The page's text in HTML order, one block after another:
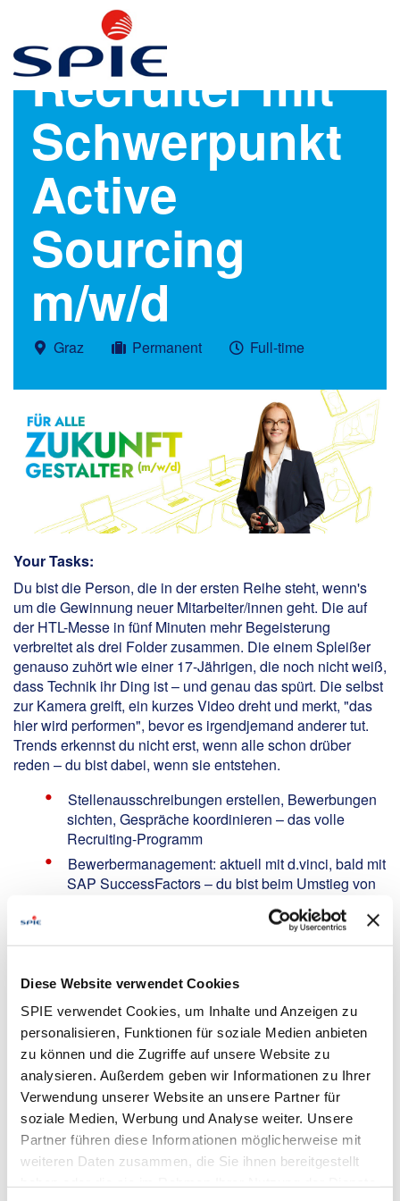
Diese Website verwendet Cookies
SPIE verwendet Cookies, um Inhalte und Anzeigen zu
personalisieren, Funktionen für soziale Medien anbieten
zu können und die Zugriffe auf unsere Website zu
analysieren. Außerdem geben wir Informationen zu Ihrer
Verwendung unserer Website an unsere Partner für
soziale Medien, Werbung und Analyse weiter. Unsere
Partner führen diese Informationen möglicherweise mit
weiteren Daten zusammen, die Sie ihnen bereitgestellt
Recruiter mit
Schwerpunkt
Active
Sourcing
m/w/d
Graz Permanent Full-time
Your Tasks:
Du bist die Person, die in der ersten Reihe steht, wenn's
um die Gewinnung neuer Mitarbeiter/innen geht. Die auf
der HTL-Messe in fünf Minuten mehr Begeisterung
verbreitet als drei Folder zusammen. Die einem Spleißer
genauso zuhört wie einer 17-Jährigen, die noch nicht weiß,
dass Technik ihr Ding ist – und genau das spürt. Die selbst
zur Kamera greift, ein kurzes Video dreht und merkt, "das
hier wird performen", bevor es irgendjemand anderer tut.
Trends erkennst du nicht erst, wenn alle schon drüber
reden – du bist dabei, wenn sie entstehen.
Stellenausschreibungen erstellen, Bewerbungen
sichten, Gespräche koordinieren – das volle
Recruiting-Programm
Bewerbermanagement: aktuell mit d.vinci, bald mit
SAP SuccessFactors – du bist beim Umstieg von
Active Sourcing über diverse Kanäle
Social-Media-Recruiting selbst in die Hand
ausprobieren, Trends aufgreifen, bevor sie alle
anderen entdecken
Präsenz bei HTL- und Schulmessen in ganz
Österreich – du bist das Gesicht von SPIE vor Ort
Aufbau eines Talent-Pools und Mitwirkung am
Employer Branding
Your Profile:
Abgeschlossene Ausbildung im kaufmännischen
oder technischen Bereich